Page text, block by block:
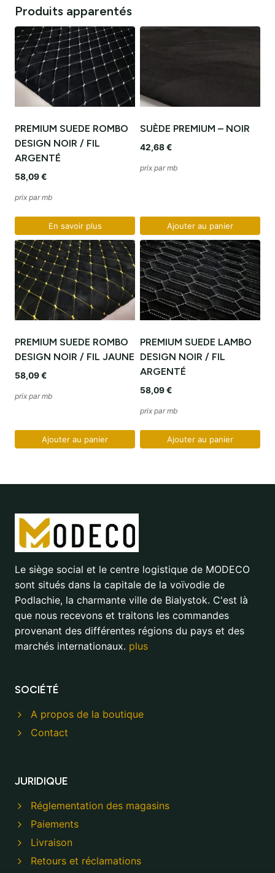
Produits apparentés
PREMIUM SUEDE ROMBO
DESIGN NOIR / FIL
ARGENTÉ
58,09€
prix par mb
En savoir plus
SUÈDE PREMIUM – NOIR
42,68€
prix par mb
Ajouter au panier
PREMIUM SUEDE ROMBO
DESIGN NOIR / FIL JAUNE
58,09€
prix par mb
Ajouter au panier
PREMIUM SUEDE LAMBO
DESIGN NOIR / FIL
ARGENTÉ
58,09€
prix par mb
Ajouter au panier
Le siège social et le centre logistique de MODECO
sont situés dans la capitale de la voïvodie de
Podlachie, la charmante ville de Bialystok. C'est là
que nous recevons et traitons les commandes
provenant des différentes régions du pays et des
marchés internationaux. plus
SOCIÉTÉ
A propos de la boutique
Contact
JURIDIQUE
Réglementation des magasins
Paiements
Livraison
Retours et réclamations